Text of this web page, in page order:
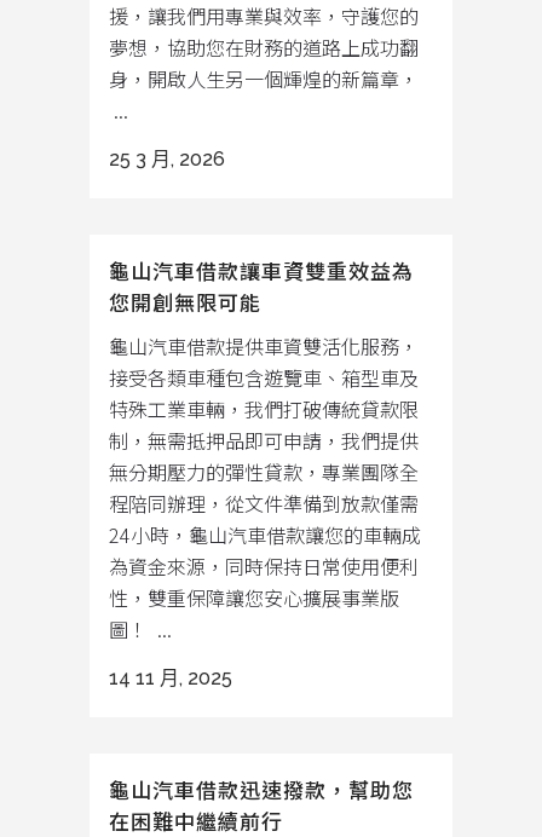
援，讓我們用專業與效率，守護您的
夢想，協助您在財務的道路上成功翻
身，開啟人生另一個輝煌的新篇章，
...
25 3 月, 2026
龜山汽車借款讓車資雙重效益為
您開創無限可能
龜山汽車借款提供車資雙活化服務，
接受各類車種包含遊覽車、箱型車及
特殊工業車輛，我們打破傳統貸款限
制，無需抵押品即可申請，我們提供
無分期壓力的彈性貸款，專業團隊全
程陪同辦理，從文件準備到放款僅需
24小時，龜山汽車借款讓您的車輛成
為資金來源，同時保持日常使用便利
性，雙重保障讓您安心擴展事業版
圖！ ...
14 11 月, 2025
龜山汽車借款迅速撥款，幫助您
在困難中繼續前行